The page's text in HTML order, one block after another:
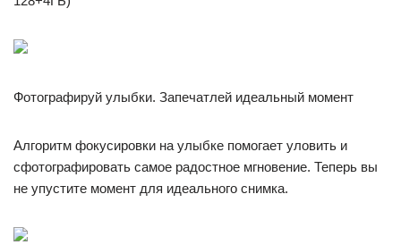
Фотографируй улыбки. Запечатлей идеальный момент
Алгоритм фокусировки на улыбке помогает уловить и
сфотографировать самое радостное мгновение. Теперь вы
не упустите момент для идеального снимка.